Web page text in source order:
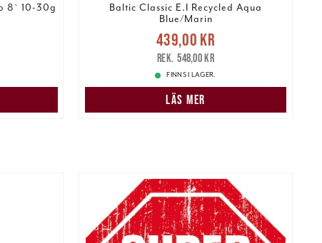
8` 10-30g
Baltic Classic E.I Recycled Aqua
Blue/Marin
Nuvarande pris
Tidigare pris
439,00 kr
548,00 kr
FINNS I LAGER.
LÄS MER